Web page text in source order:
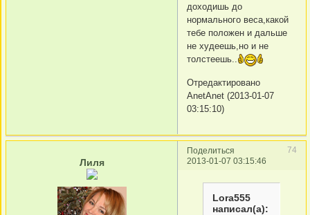
доходишь до
нормального веса,какой
тебе положен и дальше
не худеешь,но и не
толстеешь..
Отредактировано
AnetAnet (2013-01-07
03:15:10)
Поделиться
74
2013-01-07 03:15:46
Лиля
Lora555
написал(а):